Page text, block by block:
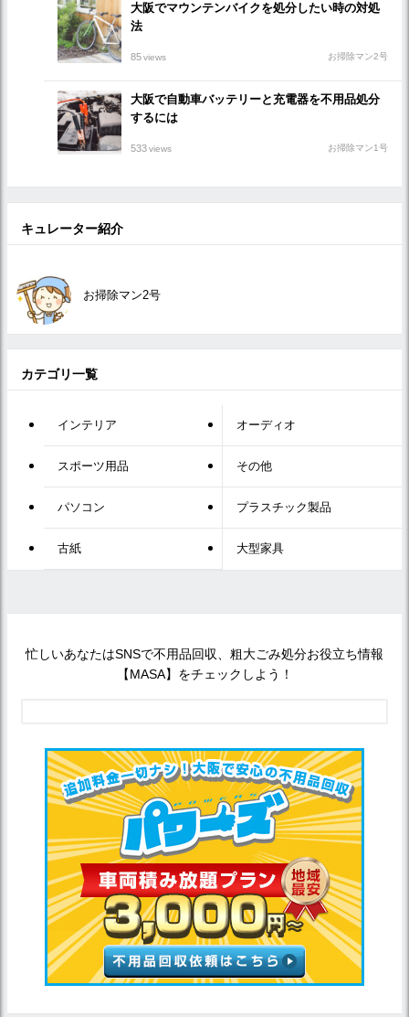
大阪でマウンテンバイクを処分したい時の対処
法
85views お掃除マン2号
大阪で自動車バッテリーと充電器を不用品処分
するには
533views お掃除マン1号
キュレーター紹介
お掃除マン2号
カテゴリ一覧
インテリア オーディオ
スポーツ用品 その他
パソコン プラスチック製品
古紙 大型家具
忙しいあなたはSNSで不用品回収、粗大ごみ処分お役立ち情報
【MASA】をチェックしよう！